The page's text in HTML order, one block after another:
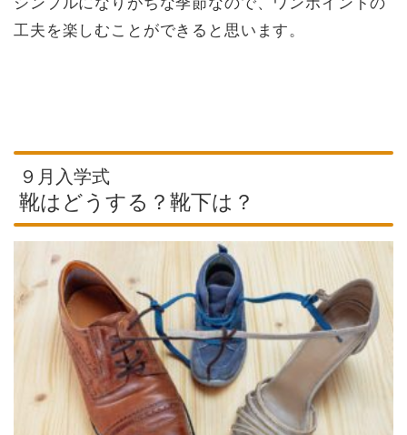
工夫を楽しむことができると思います。
９月入学式
靴はどうする？靴下は？